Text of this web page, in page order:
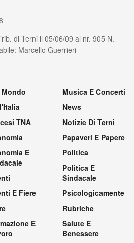
di Terni il 05/06/09 al nr. 905 N.
Marcello Guerrieri
Mondo
TNA
E
E Fiere
E
Musica E Concerti
News
Notizie Di Terni
Papaveri E Papere
Politica
Politica E
Sindacale
Psicologicamente
Rubriche
Salute E
Benessere